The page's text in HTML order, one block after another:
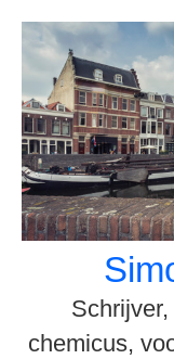
inhoud
chemicus,